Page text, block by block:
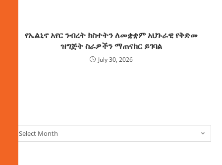
የኤልኒኖ አየር ንብረት ክስተትን ለመቋቋም አህጉራዊ የቅድመ
ዝግጅት ስራዎችን ማጠናከር ይገባል
July 30, 2026
Select Month